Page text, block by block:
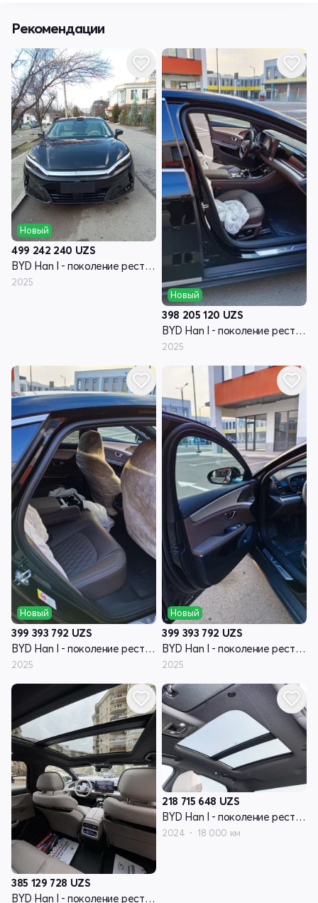
Рекомендации
Новый
499 242 240 UZS
BYD Han I - поколение рестайлинг
2025
Новый
398 205 120 UZS
BYD Han I - поколение рестайлинг
2025
Новый
399 393 792 UZS
BYD Han I - поколение рестайлинг
2025
Новый
399 393 792 UZS
BYD Han I - поколение рестайлинг
2025
385 129 728 UZS
BYD Han I - поколение рестайлинг
218 715 648 UZS
BYD Han I - поколение рестайлинг
2024 18 000 км